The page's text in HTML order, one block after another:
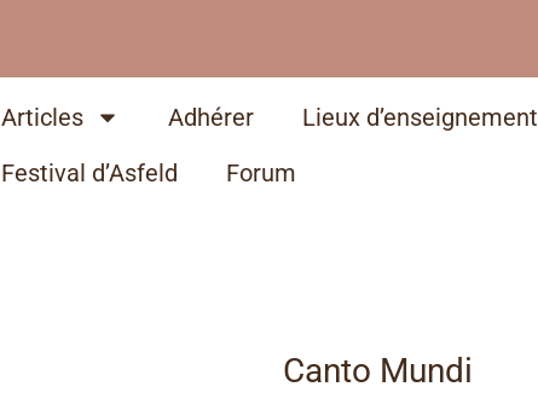
Articles Adhérer Lieux d’enseignement
Festival d’Asfeld
Forum
Canto Mundi